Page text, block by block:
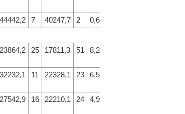
44442,2 7 40247,7 2 0,6
23864,2 25 17811,3 51 8,2
32232,1 11 22328,1 23 6,5
27542,9 16 22210,1 24 4,9